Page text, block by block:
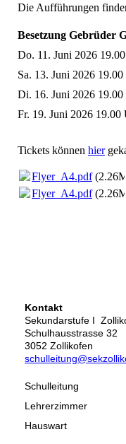
Die Aufführungen
Besetzung Gebrüder
Do. 11. Juni 2026
Sa. 13. Juni 2026
Di. 16. Juni 2026
Fr. 19. Juni 2026 19.00
Tickets können hier
Flyer_A4.pdf
Flyer_A4.pdf
Kontakt
Sekundarstufe I
Schulhausstrasse 32
3052 Zollikofen
Schulleitung
Lehrerzimmer
Hauswart